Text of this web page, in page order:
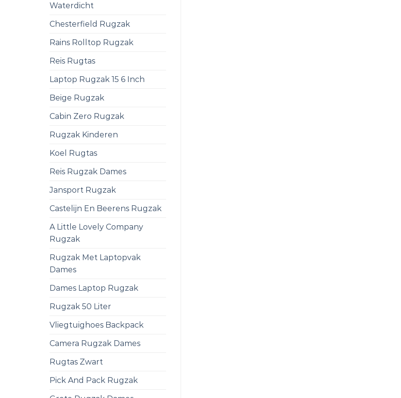
Waterdicht
Chesterfield Rugzak
Rains Rolltop Rugzak
Reis Rugtas
Laptop Rugzak 15 6 Inch
Beige Rugzak
Cabin Zero Rugzak
Rugzak Kinderen
Koel Rugtas
Reis Rugzak Dames
Jansport Rugzak
Castelijn En Beerens Rugzak
A Little Lovely Company
Rugzak
Rugzak Met Laptopvak
Dames
Dames Laptop Rugzak
Rugzak 50 Liter
Vliegtuighoes Backpack
Camera Rugzak Dames
Rugtas Zwart
Pick And Pack Rugzak